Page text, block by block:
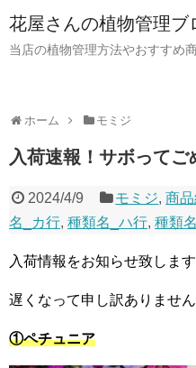
花屋さんの植物管理ブ
当店の植物管理方法やおすすめ
ホーム モミジ
入荷速報！サボってご
2024/4/9 モミジ,商
名_カ行, 種類名_ハ行, 種類
入荷情報をお知らせ致します
遅くなって申し訳ありません
①ペチュニア